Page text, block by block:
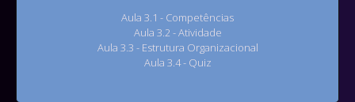
Aula 3.1 - Competências
Aula 3.2 - Atividade
Aula 3.3 - Estrutura Organizacional
Aula 3.4 - Quiz